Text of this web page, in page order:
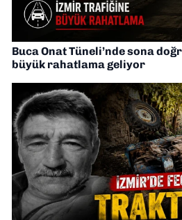
Buca Onat Tüneli’nde sona
büyük rahatlama geliyor